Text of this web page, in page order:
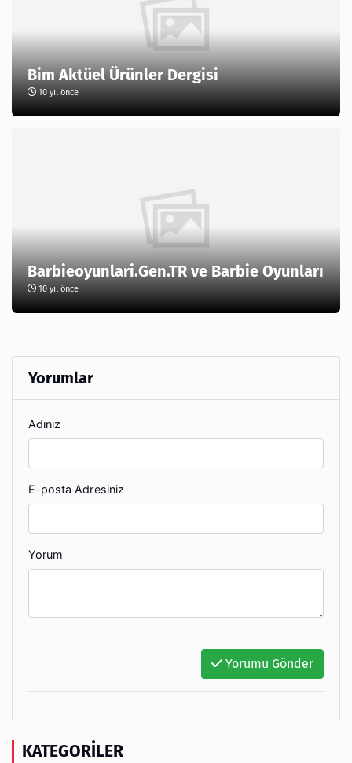
Bim Aktüel Ürünler Dergisi
10 yıl önce
Barbieoyunlari.Gen.TR ve Barbie Oyunları
10 yıl önce
Yorumlar
Adınız
E-posta Adresiniz
Yorum
Yorumu Gönder
KATEGORILER